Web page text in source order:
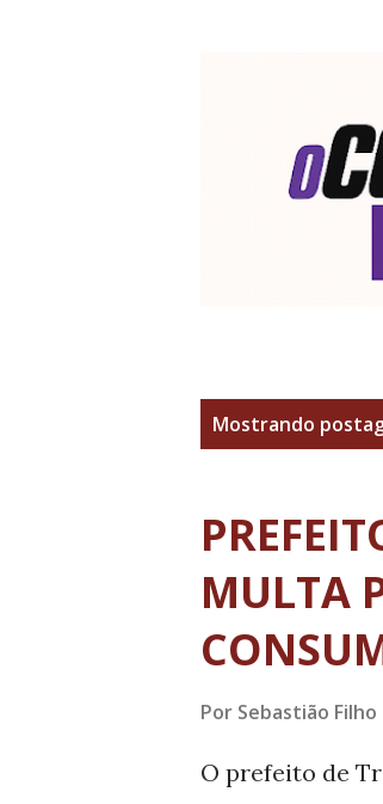
Mostrando
MULTA
Por Sebastião Filho
O prefeito de